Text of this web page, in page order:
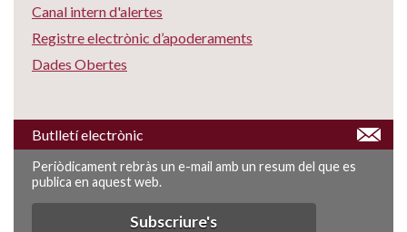
Canal intern d'alertes
Registre electrònic d’apoderaments
Dades Obertes
Butlletí electrònic
Periòdicament rebràs un e-mail amb un resum del que es
publica en aquest web.
Subscriure's